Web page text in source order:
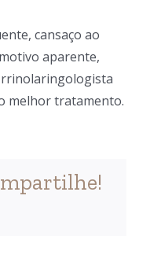
cansaço ao
aparente,
melhor tratamento.